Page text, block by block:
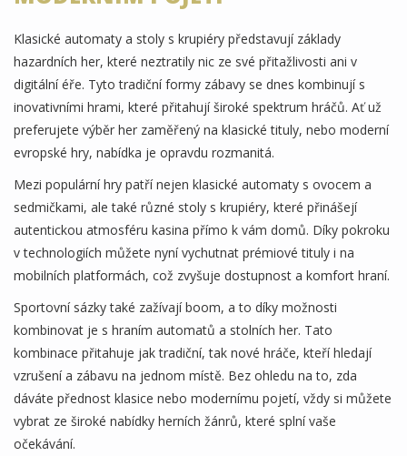
Klasické automaty a stoly s krupiéry představují základy
hazardních her, které neztratily nic ze své přitažlivosti ani v
digitální éře. Tyto tradiční formy zábavy se dnes kombinují s
inovativními hrami, které přitahují široké spektrum hráčů. Ať už
preferujete výběr her zaměřený na klasické tituly, nebo moderní
evropské hry, nabídka je opravdu rozmanitá.
Mezi populární hry patří nejen klasické automaty s ovocem a
sedmičkami, ale také různé stoly s krupiéry, které přinášejí
autentickou atmosféru kasina přímo k vám domů. Díky pokroku
v technologiích můžete nyní vychutnat prémiové tituly i na
mobilních platformách, což zvyšuje dostupnost a komfort hraní.
Sportovní sázky také zažívají boom, a to díky možnosti
kombinovat je s hraním automatů a stolních her. Tato
kombinace přitahuje jak tradiční, tak nové hráče, kteří hledají
vzrušení a zábavu na jednom místě. Bez ohledu na to, zda
dáváte přednost klasice nebo modernímu pojetí, vždy si můžete
vybrat ze široké nabídky herních žánrů, které splní vaše
očekávání.